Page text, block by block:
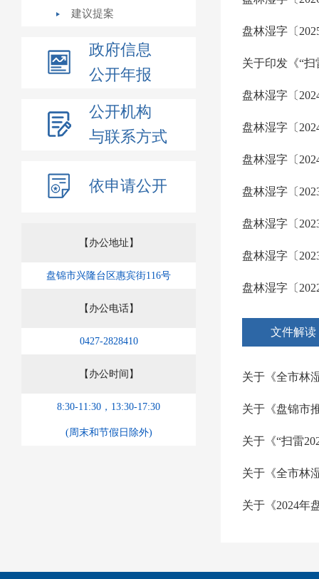
建议提案
政府信息
公开年报
公开机构
与联系方式
依申请公开
【办公地址】
盘锦市兴隆台区惠宾街116号
【办公电话】
0427-2828410
【办公时间】
8:30-11:30，13:30-17:30
(周末和节假日除外)
文件解读
关于《全市林
关于《全市林
关于《2024年